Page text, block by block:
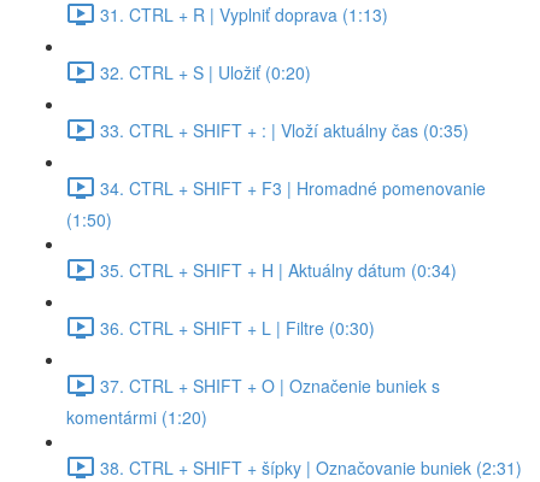
31. CTRL + R | Vyplniť doprava (1:13)
32. CTRL + S | Uložiť (0:20)
33. CTRL + SHIFT + : | Vloží aktuálny čas (0:35)
34. CTRL + SHIFT + F3 | Hromadné pomenovanie
(1:50)
35. CTRL + SHIFT + H | Aktuálny dátum (0:34)
36. CTRL + SHIFT + L | Filtre (0:30)
37. CTRL + SHIFT + O | Označenie buniek s
komentármi (1:20)
38. CTRL + SHIFT + šípky | Označovanie buniek (2:31)